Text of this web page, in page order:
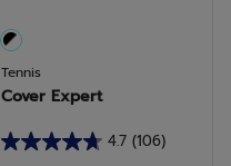
Tennis
Cover Expert
4.7 (106)
4.7